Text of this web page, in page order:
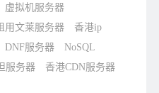
虚拟机服务器
用文莱服务器
香港ip
DNF服务器
NoSQL
服务器
香港CDN服务器